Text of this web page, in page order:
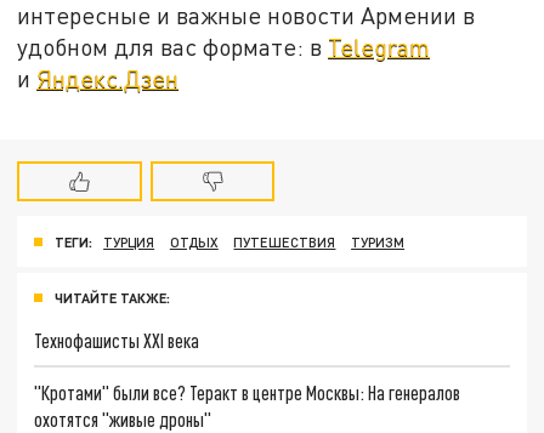
интересные и важные новости Армении в
удобном для вас формате: в Telegram
и Яндекс.Дзен
ТЕГИ: ТУРЦИЯ ОТДЫХ ПУТЕШЕСТВИЯ ТУРИЗМ
ЧИТАЙТЕ ТАКЖЕ:
Технофашисты XXI века
"Кротами" были все? Теракт в центре Москвы: На генералов
охотятся "живые дроны"